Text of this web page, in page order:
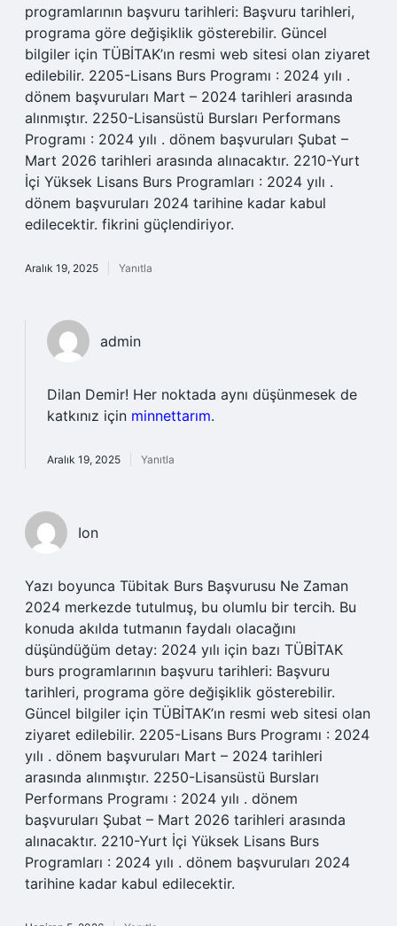
programlarının başvuru tarihleri: Başvuru tarihleri,
programa göre değişiklik gösterebilir. Güncel
bilgiler için TÜBİTAK’ın resmi web sitesi olan ziyaret
edilebilir. 2205-Lisans Burs Programı : 2024 yılı .
dönem başvuruları Mart – 2024 tarihleri arasında
alınmıştır. 2250-Lisansüstü Bursları Performans
Programı : 2024 yılı . dönem başvuruları Şubat –
Mart 2026 tarihleri arasında alınacaktır. 2210-Yurt
İçi Yüksek Lisans Burs Programları : 2024 yılı .
dönem başvuruları 2024 tarihine kadar kabul
edilecektir. fikrini güçlendiriyor.
Aralık 19, 2025 Yanıtla
admin
Dilan Demir! Her noktada aynı düşünmesek de
katkınız için minnettarım.
Aralık 19, 2025 Yanıtla
Ion
Yazı boyunca Tübitak Burs Başvurusu Ne Zaman
2024 merkezde tutulmuş, bu olumlu bir tercih. Bu
konuda akılda tutmanın faydalı olacağını
düşündüğüm detay: 2024 yılı için bazı TÜBİTAK
burs programlarının başvuru tarihleri: Başvuru
tarihleri, programa göre değişiklik gösterebilir.
Güncel bilgiler için TÜBİTAK’ın resmi web sitesi olan
ziyaret edilebilir. 2205-Lisans Burs Programı : 2024
yılı . dönem başvuruları Mart – 2024 tarihleri
arasında alınmıştır. 2250-Lisansüstü Bursları
Performans Programı : 2024 yılı . dönem
başvuruları Şubat – Mart 2026 tarihleri arasında
alınacaktır. 2210-Yurt İçi Yüksek Lisans Burs
Programları : 2024 yılı . dönem başvuruları 2024
tarihine kadar kabul edilecektir.